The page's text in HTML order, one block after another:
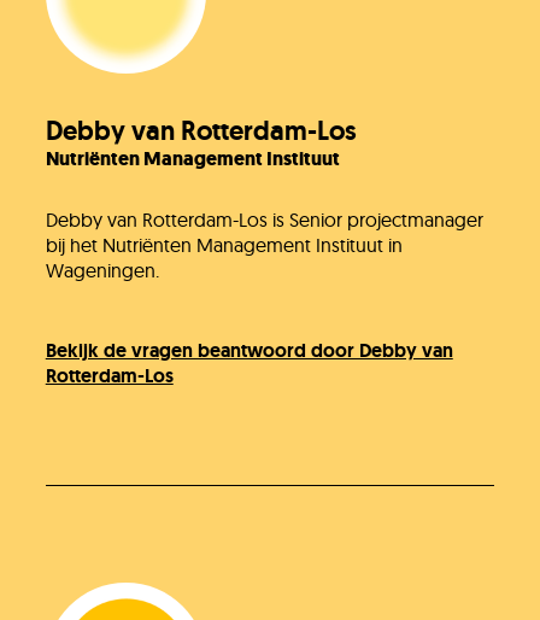
Debby van Rotterdam-Los
Nutriënten Management Instituut
Debby van Rotterdam-Los is Senior projectmanager
bij het Nutriënten Management Instituut in
Wageningen.
Bekijk de vragen beantwoord door Debby van
Rotterdam-Los